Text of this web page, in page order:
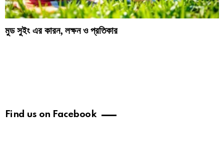
মুড সুইং এর কারন, লক্ষন ও প্রতিকার
Find us on Facebook